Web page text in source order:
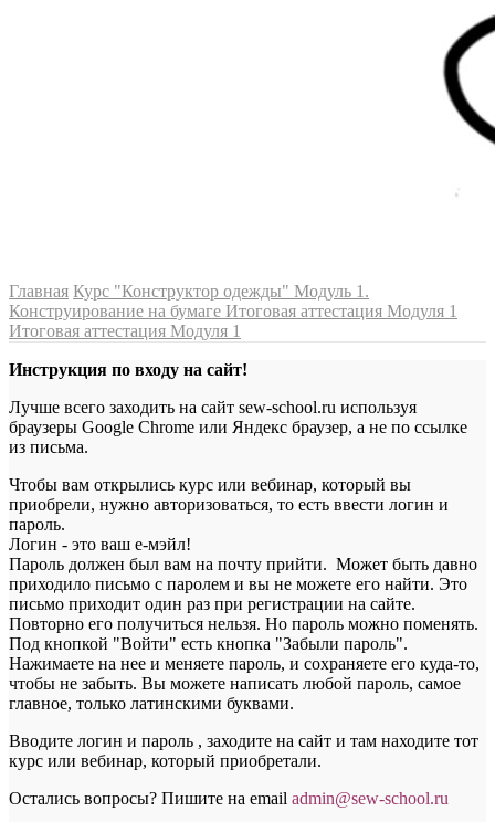
Главная Курс "Конструктор одежды" Модуль 1.
Конструирование на бумаге Итоговая аттестация Модуля 1
Итоговая аттестация Модуля 1
Инструкция по входу на сайт!
Лучше всего заходить на сайт sew-school.ru используя
браузеры Google Chrome или Яндекс браузер, а не по ссылке
из письма.
Чтобы вам открылись курс или вебинар, который вы
приобрели, нужно авторизоваться, то есть ввести логин и
пароль.
Логин - это ваш е-мэйл!
Пароль должен был вам на почту прийти. Может быть давно
приходило письмо с паролем и вы не можете его найти. Это
письмо приходит один раз при регистрации на сайте.
Повторно его получиться нельзя. Но пароль можно поменять.
Под кнопкой "Войти" есть кнопка "Забыли пароль".
Нажимаете на нее и меняете пароль, и сохраняете его куда-то,
чтобы не забыть. Вы можете написать любой пароль, самое
главное, только латинскими буквами.
Вводите логин и пароль , заходите на сайт и там находите тот
курс или вебинар, который приобретали.
Остались вопросы? Пишите на email admin@sew-school.ru